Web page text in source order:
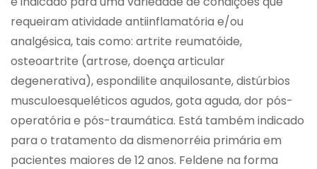
requeiram atividade antiinflamatória e/ou
analgésica, tais como: artrite reumatóide,
osteoartrite (artrose, doença articular
degenerativa), espondilite anquilosante, distúrbios
musculoesqueléticos agudos, gota aguda, dor pós-
operatória e pós-traumática. Está também indicado
para o tratamento da dismenorréia primária em
pacientes maiores de 12 anos. Feldene na forma